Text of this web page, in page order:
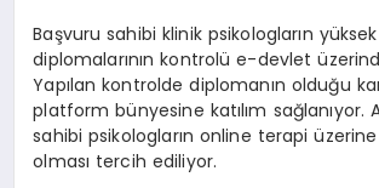
Başvuru sahibi klinik psikologların
diplomalarının kontrolü e-devlet
Yapılan kontrolde diplomanın olduğu
platform bünyesine katılım sağlanıyor.
sahibi psikologların online terapi
olması tercih ediliyor.